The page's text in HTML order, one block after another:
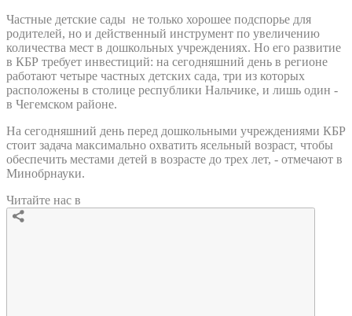
Частные детские сады не только хорошее подспорье для
родителей, но и действенный инструмент по увеличению
количества мест в дошкольных учреждениях. Но его развитие
в КБР требует инвестиций: на сегодняшний день в регионе
работают четыре частных детских сада, три из которых
расположены в столице республики Нальчике, и лишь один -
в Чегемском районе.
На сегодняшний день перед дошкольными учреждениями КБР
стоит задача максимально охватить ясельный возраст, чтобы
обеспечить местами детей в возрасте до трех лет, - отмечают в
Минобрнауки.
Читайте нас в